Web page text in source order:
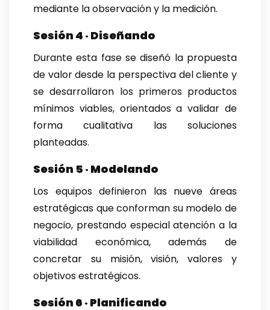
mediante la observación y la medición.
Sesión 4 · Diseñando
Durante esta fase se diseñó la propuesta
de valor desde la perspectiva del cliente y
se desarrollaron los primeros productos
mínimos viables, orientados a validar de
forma cualitativa las soluciones
planteadas.
Sesión 5 · Modelando
Los equipos definieron las nueve áreas
estratégicas que conforman su modelo de
negocio, prestando especial atención a la
viabilidad económica, además de
concretar su misión, visión, valores y
objetivos estratégicos.
Sesión 6 · Planificando